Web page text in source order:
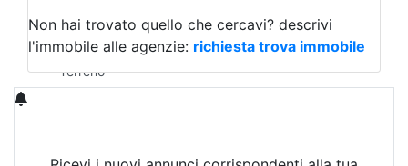
Qualsiasi
Terreno edificabile
Terreno
Non hai trovato quello che cercavi? descrivi
l'immobile alle agenzie: richiesta trova immobile